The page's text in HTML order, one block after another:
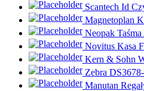
Scantech Id
Magnetoplan
Neopak
Novitus Kasa
Kern & Sohn
Zebra
Manutan